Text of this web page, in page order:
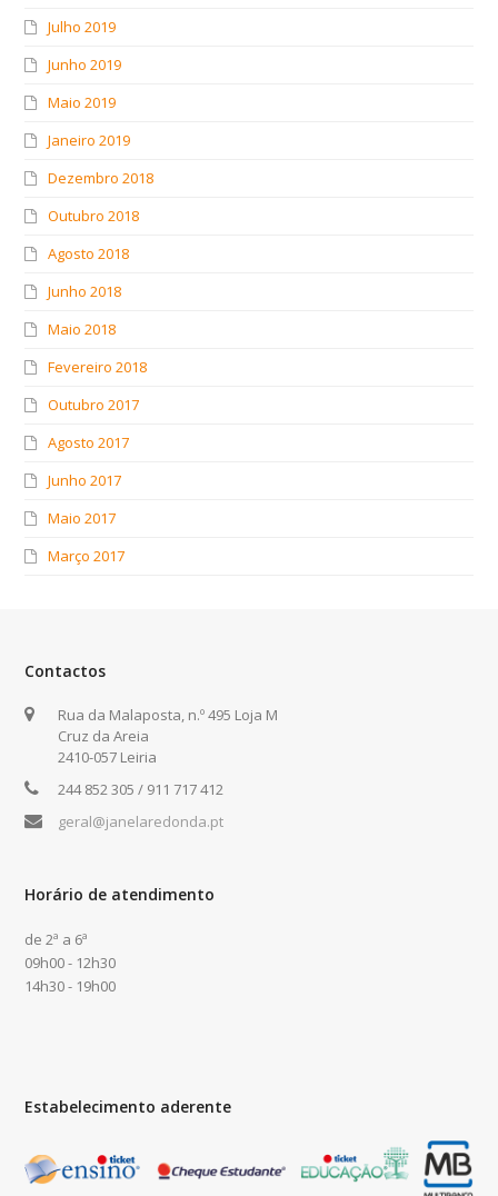
Julho 2019
Junho 2019
Maio 2019
Janeiro 2019
Dezembro 2018
Outubro 2018
Agosto 2018
Junho 2018
Maio 2018
Fevereiro 2018
Outubro 2017
Agosto 2017
Junho 2017
Maio 2017
Março 2017
Contactos
Rua da Malaposta, n.º 495 Loja M
Cruz da Areia
2410-057 Leiria
244 852 305 / 911 717 412
geral@janelaredonda.pt
Horário de atendimento
de 2ª a 6ª
09h00 - 12h30
14h30 - 19h00
Estabelecimento aderente